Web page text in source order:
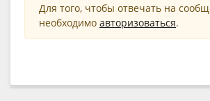
Для того, чтобы отвечать на
необходимо авторизоваться.